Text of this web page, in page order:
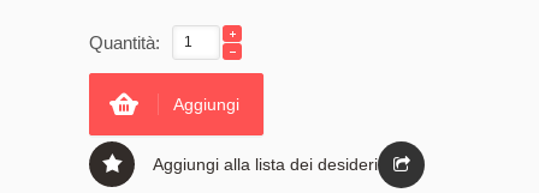
Quantità:
Aggiungi
Aggiungi alla lista dei desideri